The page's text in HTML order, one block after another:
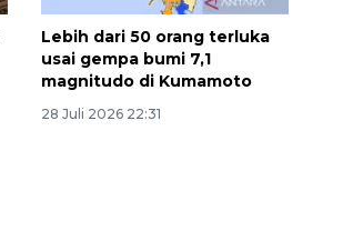
Lebih dari 50 orang terluka
usai gempa bumi 7,1
magnitudo di Kumamoto
28 Juli 2026 22:31